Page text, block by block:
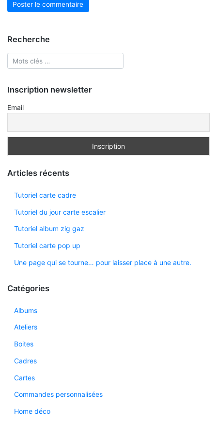
Recherche
Inscription newsletter
Email
Articles récents
Tutoriel carte cadre
Tutoriel du jour carte escalier
Tutoriel album zig gaz
Tutoriel carte pop up
Une page qui se tourne… pour laisser place à une autre.
Catégories
Albums
Ateliers
Boites
Cadres
Cartes
Commandes personnalisées
Home déco